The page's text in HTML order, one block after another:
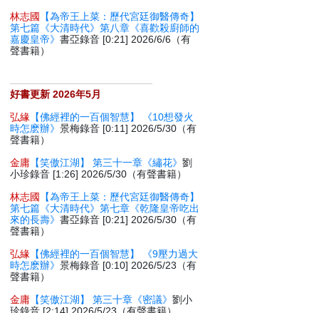
林志國
【為帝王上菜：歷代宮廷御醫傳奇】
第七篇《大清時代》第八章《喜歡殺廚師的
嘉慶皇帝》書亞錄音 [0:21] 2026/6/6（有
聲書籍）
好書更新 2026年5月
弘緣 【佛經裡的一百個智慧】 《10想發火
時怎麽辦》景梅錄音 [0:11] 2026/5/30（有
聲書籍）
金庸 【笑傲江湖】 第三十一章《繡花》劉
小珍錄音 [1:26] 2026/5/30（有聲書籍）
林志國
【為帝王上菜：歷代宮廷御醫傳奇】
第七篇《大清時代》第七章《乾隆皇帝吃出
來的長壽》書亞錄音 [0:21] 2026/5/30（有
聲書籍）
弘緣 【佛經裡的一百個智慧】 《9壓力過大
時怎麽辦》景梅錄音 [0:10] 2026/5/23（有
聲書籍）
金庸 【笑傲江湖】 第三十章《密議》劉小